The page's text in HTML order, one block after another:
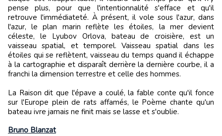
pense plus, pour que l'intentionnalité s'efface et qu'il
retrouve l'immédiateté. À présent, il vole sous l'azur, dans
l'azur, le plan marin reflète les étoiles, la mer devient
céleste, le Lyubov Orlova, bateau de croisière, est un
vaisseau spatial, et temporel. Vaisseau spatial dans les
étoiles qui se reflètent, vaisseau du temps quand il échappe
à la cartographie et disparaît derrière la dernière courbe, il a
franchi la dimension terrestre et celle des hommes.
La Raison dit que l'épave a coulé, la fable conte qu'il fonce
sur l'Europe plein de rats affamés, le Poème chante qu'un
bateau ivre jamais ne finit mais se lasse et s'oublie.
Bruno Blanzat